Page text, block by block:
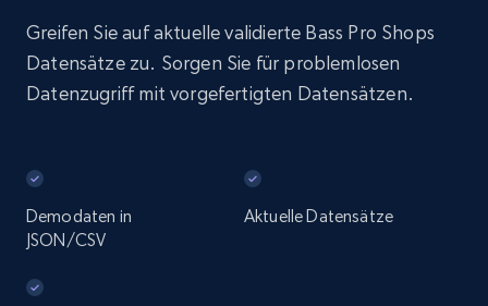
Greifen Sie auf aktuelle validierte Bass Pro Shops
Datensätze zu. Sorgen Sie für problemlosen
Datenzugriff mit vorgefertigten Datensätzen.
Demodaten in
JSON/CSV
Aktuelle Datensätze